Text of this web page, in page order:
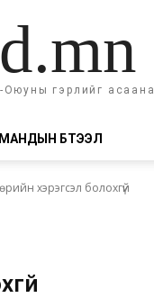
гэрлийг асаана
МАНДЫН БҮТЭЭЛ
хэрэгсэл болохгүй